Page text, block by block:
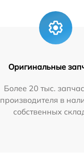
Оригинальные
Более 20 тыс.
производителя в
собственных